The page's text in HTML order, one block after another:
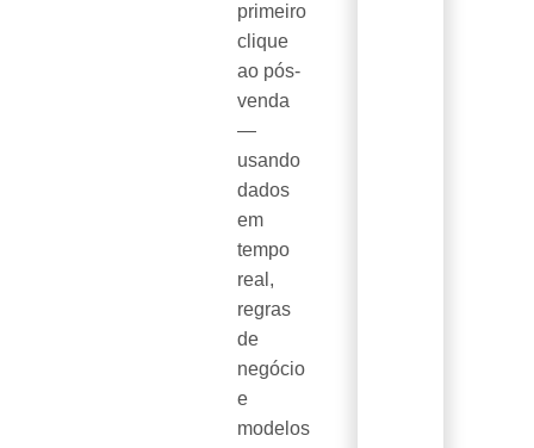
primeiro
clique
ao pós-
venda
—
usando
dados
em
tempo
real,
regras
de
negócio
e
modelos